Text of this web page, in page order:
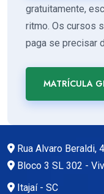
gratuitamente,
ritmo. Os cursos
paga se precisar
MATRÍCULA
Rua Alvaro Beraldi,
Bloco 3 SL 302 -
Itajaí - SC